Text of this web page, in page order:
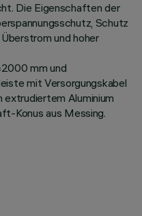
Die Eigenschaften der
Schutz
und hoher
mm und
mit Versorgungskabel
Aluminium
Konus aus Messing.